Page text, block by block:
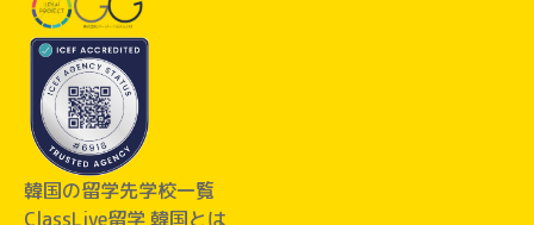
韓国の留学先学校一覧
ClassLive留学 韓国とは